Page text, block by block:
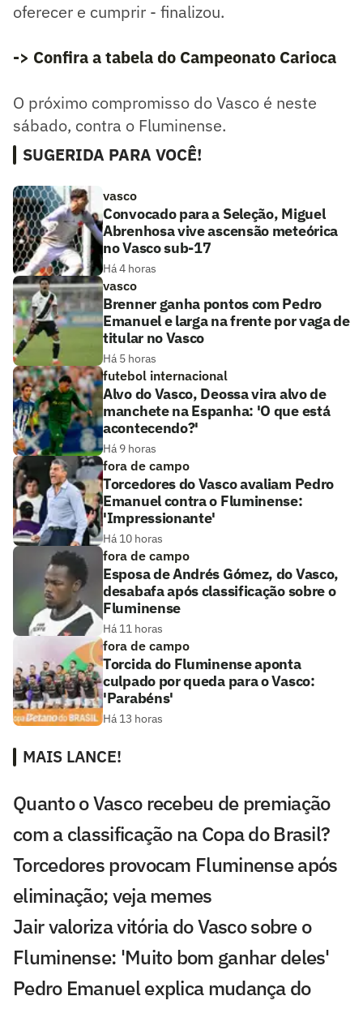
oferecer e cumprir - finalizou.
-> Confira a tabela do Campeonato Carioca
O próximo compromisso do Vasco é neste
sábado, contra o Fluminense.
SUGERIDA PARA VOCÊ!
vasco
Convocado para a Seleção, Miguel
Abrenhosa vive ascensão meteórica
no Vasco sub-17
Há 4 horas
vasco
Brenner ganha pontos com Pedro
Emanuel e larga na frente por vaga de
titular no Vasco
Há 5 horas
futebol internacional
Alvo do Vasco, Deossa vira alvo de
manchete na Espanha: 'O que está
acontecendo?'
Há 9 horas
fora de campo
Torcedores do Vasco avaliam Pedro
Emanuel contra o Fluminense:
'Impressionante'
Há 10 horas
fora de campo
Esposa de Andrés Gómez, do Vasco,
desabafa após classificação sobre o
Fluminense
Há 11 horas
fora de campo
Torcida do Fluminense aponta
culpado por queda para o Vasco:
'Parabéns'
Há 13 horas
MAIS LANCE!
Quanto o Vasco recebeu de premiação
com a classificação na Copa do Brasil?
Torcedores provocam Fluminense após
eliminação; veja memes
Jair valoriza vitória do Vasco sobre o
Fluminense: 'Muito bom ganhar deles'
Pedro Emanuel explica mudança do